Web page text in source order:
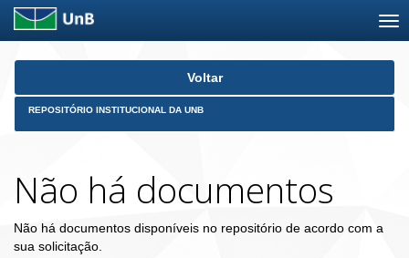
Skip
Voltar
REPOSITÓRIO INSTITUCIONAL DA UNB
Não há documentos
Não há documentos disponíveis no repositório de acordo com a
sua solicitação.